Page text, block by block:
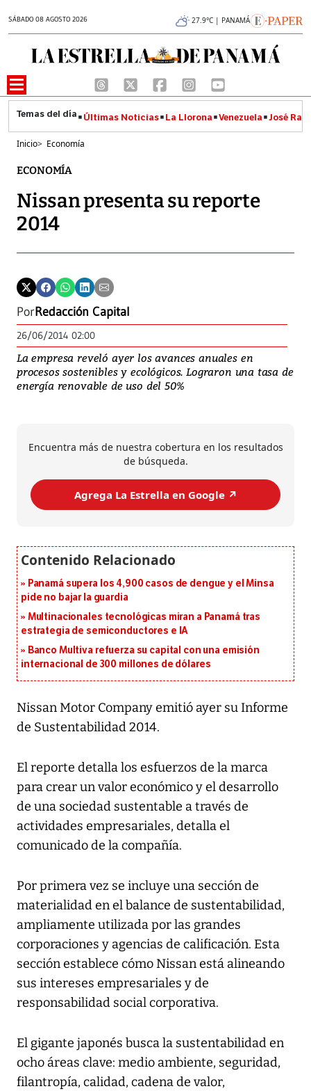
SÁBADO 08 AGOSTO 2026 27.9°C | PANAMÁ
Últimas Noticias La Llorona Venezuela José
Inicio> Economía
ECONOMÍA
Nissan presenta su reporte
2014
PorRedacción Capital
26/06/2014 02:00
La empresa reveló ayer los avances anuales en
procesos sostenibles y ecológicos. Lograron una tasa de
energía renovable de uso del 50%
Encuentra más de nuestra cobertura en los resultados
de búsqueda.
Agrega La Estrella en Google ↗️
Panamá supera los 4,900 casos de dengue y el Minsa
pide no bajar la guardia
Multinacionales tecnológicas miran a Panamá tras
estrategia de semiconductores e IA
Banco Multiva refuerza su capital con una emisión
internacional de 300 millones de dólares
Nissan Motor Company emitió ayer su Informe
de Sustentabilidad 2014.
El reporte detalla los esfuerzos de la marca
para crear un valor económico y el desarrollo
de una sociedad sustentable a través de
actividades empresariales, detalla el
comunicado de la compañía.
Por primera vez se incluye una sección de
materialidad en el balance de sustentabilidad,
ampliamente utilizada por las grandes
corporaciones y agencias de calificación. Esta
sección establece cómo Nissan está alineando
sus intereses empresariales y de
responsabilidad social corporativa.
El gigante japonés busca la sustentabilidad en
ocho áreas clave: medio ambiente, seguridad,
filantropía, calidad, cadena de valor,